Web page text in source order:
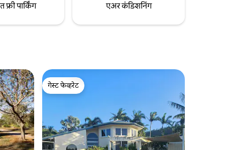
फ्री पार्किंग एअर कंडिशनिंग
गेस्ट फेव्हरेट
गेस्ट फेव्हरेट